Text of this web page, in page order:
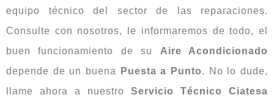
equipo técnico del sector de las reparaciones.
Consulte con nosotros, le informaremos de todo, el
buen funcionamiento de su Aire Acondicionado
depende de un buena
Puesta a Punto. No lo dude,
llame ahora a nuestro Servicio Técnico Ciatesa